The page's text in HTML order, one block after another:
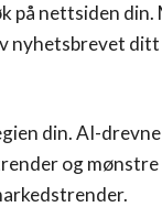
på nettsiden din.
nyhetsbrevet
din. AI-
og